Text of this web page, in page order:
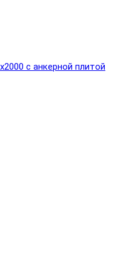
с анкерной плитой